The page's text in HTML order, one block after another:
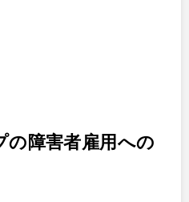
の障害者雇用への